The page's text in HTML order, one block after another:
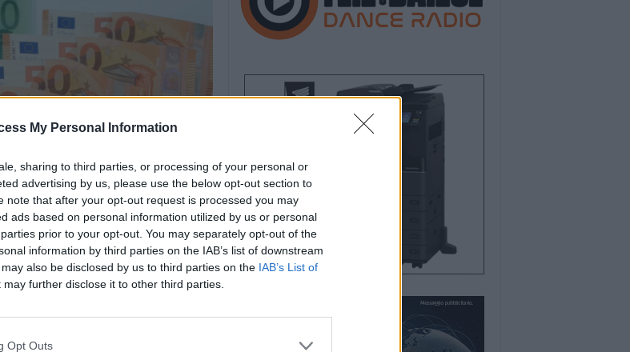
My Personal Information
sharing to third parties, or processing of your personal or
advertising by us, please use the below opt-out section to
note that after your opt-out request is processed you may
ads based on personal information utilized by us or personal
prior to your opt-out. You may separately opt-out of the
information by third parties on the IAB’s list of downstream
also be disclosed by us to third parties on the IAB’s List of
may further disclose it to other third parties.
Opt Outs